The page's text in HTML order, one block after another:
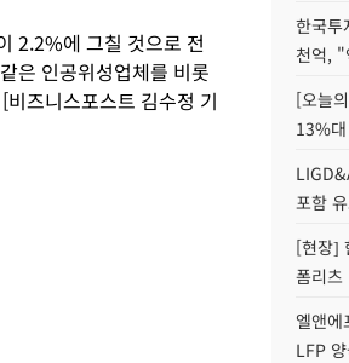
2.2%에 그칠 것으로 전
은 인공위성업체를 비롯
즈니스포스트 김수정 기
한국투
천억,
[오늘
13%
포함
[현장]
폼리츠
엘앤에
LFP